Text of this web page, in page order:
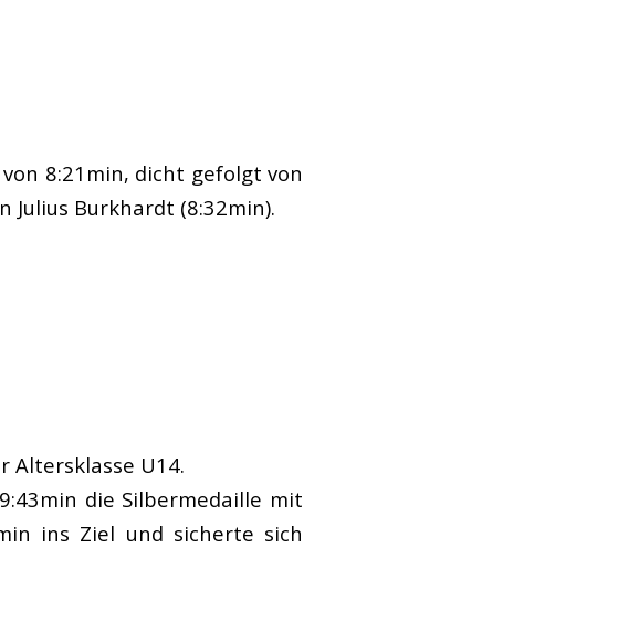
8:21min, dicht gefolgt von
Julius Burkhardt (8:32min).
Altersklasse U14.
die Silbermedaille mit
ins Ziel und sicherte sich